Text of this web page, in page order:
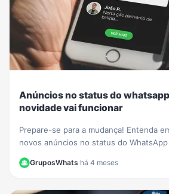
Anúncios no status do
novidade vai funcionar
Prepare-se para a mudança! Entenda
novos anúncios no status do
GruposWhats·há 4 meses